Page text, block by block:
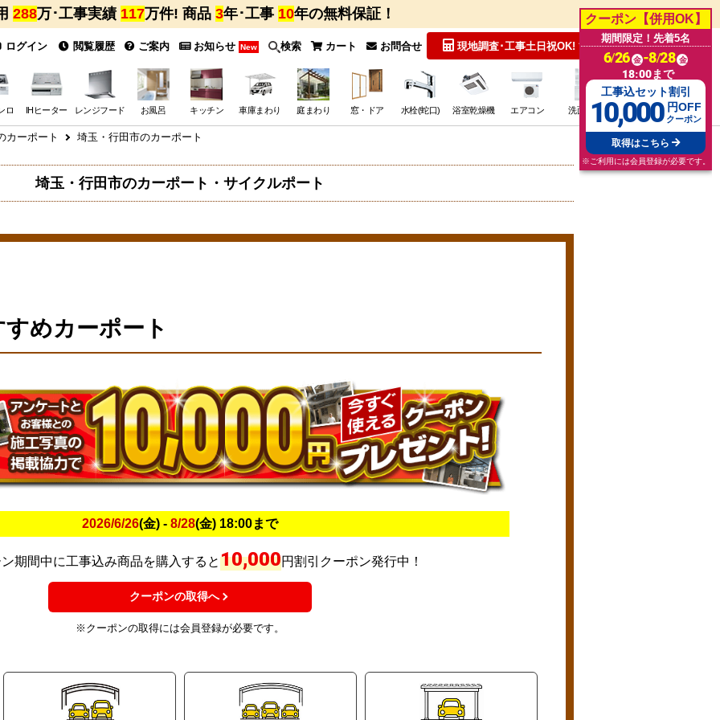
288万･工事実績 117万件! 商品 3年･工事 10年の無料保証！
ログイン 閲覧履歴 ご案内 お知らせ New 検索 カート お問合せ 現地調査･工事土日祝OK! 無料見積
ロ IHヒーター レンジフード お風呂 キッチン 車庫まわり 庭まわり 窓・ドア 水栓(蛇口) 浴室乾燥機 エアコン 洗面台 その他･特価
カーポート 埼玉・行田市のカーポート
埼玉・行田市のカーポート・サイクルポート
めカーポート
2026/6/26(金) - 8/28(金) 18:00まで
期間中に工事込み商品を購入すると10,000円割引クーポン発行中！
クーポンの取得へ
※クーポンの取得には会員登録が必要です。
クーポン【併用OK】
期間限定！先着5名
6/26 金 -8/28 金
18:00まで
工事込セット割引
10,000 円OFF
クーポン
取得はこちら
※ご利用には会員登録が必要です。